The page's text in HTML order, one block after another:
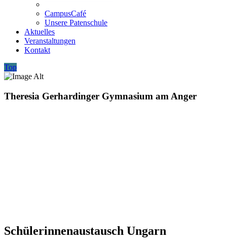
CampusCafé
Unsere Patenschule
Aktuelles
Veranstaltungen
Kontakt
Top
Theresia Gerhardinger Gymnasium am Anger
Schülerinnenaustausch Ungarn